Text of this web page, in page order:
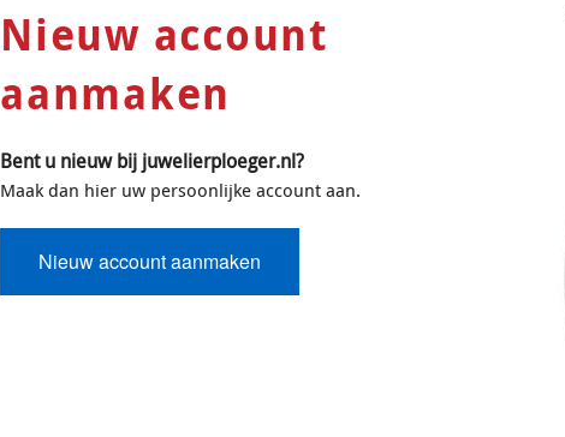
Nieuw account
aanmaken
Bent u nieuw bij juwelierploeger.nl?
Maak dan hier uw persoonlijke account aan.